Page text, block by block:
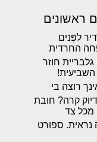
ראשונים
לפְּנים
החרדית
חוזר
רוצה בי
קרה? חובת
מכל צד
נראית. ספורט